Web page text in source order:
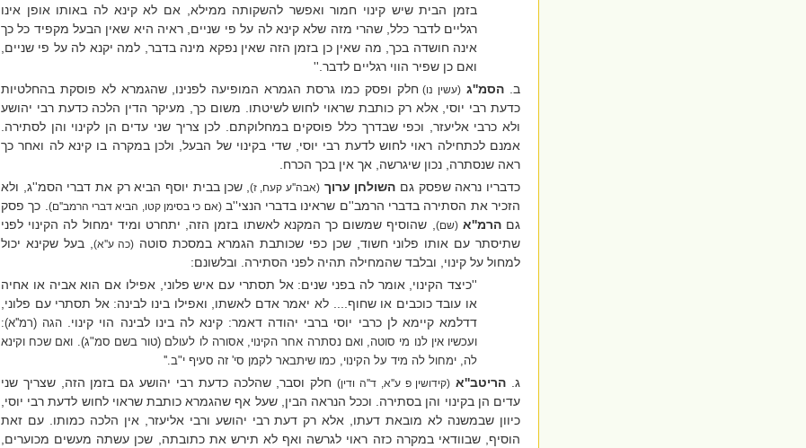
בזמן הבית שיש קינוי חמור ואפשר להשקותה ממילא, אם לא קינא לה באותו אופן אינו
רגליים לדבר כלל, שהרי מזה שלא קינא לה על פי שניים, ראיה היא שאין הבעל מקפיד כל כך
אינה חושדה בכך, מה שאין כן בזמן הזה שאין נפקא מינה בדבר, למה יקנא לה על פי שניים,
ואם כן שפיר הווי רגליים לדבר.
''
ב. הסמ''ג (עשין נו) חלק ופסק כמו גרסת הגמרא המופיעה לפנינו, שהגמרא לא פוסקת בהחלטיות
כדעת רבי יוסי, אלא רק כותבת שראוי לחוש לשיטתו. משום כך, מעיקר הדין הלכה כדעת רבי יהושע
ולא כרבי אליעזר, וכפי שבדרך כלל פוסקים במחלוקתם. לכן צריך שני עדים הן לקינוי והן לסתירה.
אמנם לכתחילה ראוי לחוש לדעת רבי יוסי, שדי בקינוי של הבעל, ולכן במקרה בו קינא לה ואחר כך
ראה שנסתרה, נכון שיגרשה, אך אין בכך הכרח.
כדבריו נראה שפסק גם השולחן ערוך (אבה''ע קעח, ז), שכן בבית יוסף הביא רק את דברי הסמ''ג, ולא
הזכיר את הסתירה בדברי הרמב''ם שראינו בדברי הנצי''ב(אם כי בסימן קטו, הביא דברי הרמב''ם). כך פסק
גםהרמ''א (שם), שהוסיף שמשום כך המקנא לאשתו בזמן הזה, יתחרט ומיד ימחול לה הקינוי לפני
שתיסתר עם אותו פלוני חשוד, שכן כפי שכותבת הגמרא במסכת סוטה (כה ע''א), בעל שקינא יכול
למחול על קינוי, ובלבד שהמחילה תהיה לפני הסתירה. ובלשונם:
''כיצד הקינוי, אומר לה בפני שנים: אל תסתרי עם איש פלוני, אפילו אם הוא אביה או אחיה
או עובד כוכבים או שחוף.... לא יאמר אדם לאשתו, ואפילו בינו לבינה: אל תסתרי עם פלוני,
דדלמא קיימא לן כרבי יוסי ברבי יהודה דאמר: קינא לה בינו לבינה הוי קינוי. הגה (רמ''א):
ועכשיו אין לנו מי סוטה, ואם נסתרה אחר הקינוי, אסורה לו לעולם (טור בשם סמ"ג). ואם שכח וקינא
לה, ימחול לה מיד על הקינוי, כמו שיתבאר לקמן סי' זה סעיף י"ב.''
ג. הריטב''א (קידושין פ ע''א, ד''ה ודין)חלק וסבר, שהלכה כדעת רבי יהושע גם בזמן הזה, שצריך שני
עדים הן בקינוי והן בסתירה. וככל הנראה הבין, שעל אף שהגמרא כותבת שראוי לחוש לדעת רבי יוסי,
כיוון שבמשנה לא מובאת דעתו, אלא רק דעת רבי יהושע ורבי אליעזר, אין הלכה כמותו. עם זאת
הוסיף, שבוודאי במקרה כזה ראוי לגרשה ואף לא תירש את כתובתה, שכן עשתה מעשים מכוערים,